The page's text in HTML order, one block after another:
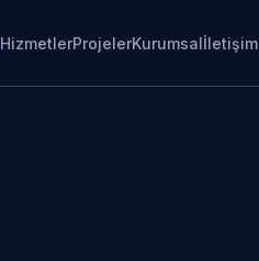
HizmetlerProjelerKurumsalİletişim